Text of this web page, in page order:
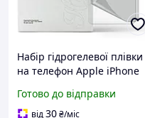
Набір гідрогелевої плівки
на телефон Apple iPhone
матова, Clear + Matte,
(ARM66850)
Готово до відправки
від30₴/міс